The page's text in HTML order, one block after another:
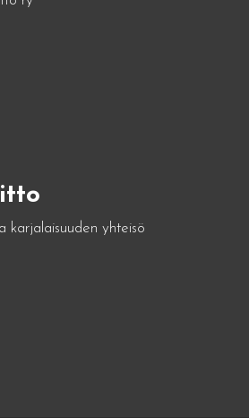
karjalaisuuden yhteisö